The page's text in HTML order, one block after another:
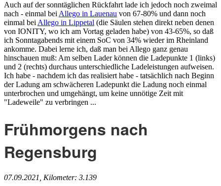
Auch auf der sonntäglichen Rückfahrt lade ich jedoch noch zweimal
nach - einmal bei Allego in Lauenau von 67-80% und dann noch
einmal bei Allego in Lippetal (die Säulen stehen direkt neben denen
von IONITY, wo ich am Vortag geladen habe) von 43-65%, so daß
ich Sonntagabends mit einem SoC von 34% wieder im Rheinland
ankomme. Dabei lerne ich, daß man bei Allego ganz genau
hinschauen muß: Am selben Lader können die Ladepunkte 1 (links)
und 2 (rechts) durchaus unterschiedliche Ladeleistungen aufweisen.
Ich habe - nachdem ich das realisiert habe - tatsächlich nach Beginn
der Ladung am schwächeren Ladepunkt die Ladung noch einmal
unterbrochen und umgehängt, um keine unnötige Zeit mit
"Ladeweile" zu verbringen ...
Frühmorgens nach
Regensburg
07.09.2021, Kilometer: 3.139